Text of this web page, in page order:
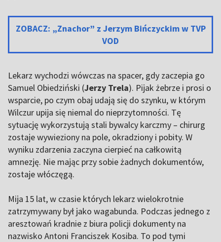
ZOBACZ: „Znachor” z Jerzym Bińczyckim w TVP
VOD
Lekarz wychodzi wówczas na spacer, gdy zaczepia go
Samuel Obiedziński (Jerzy Trela). Pijak żebrze i prosi o
wsparcie, po czym obaj udają się do szynku, w którym
Wilczur upija się niemal do nieprzytomności. Tę
sytuację wykorzystują stali bywalcy karczmy – chirurg
zostaje wywieziony na pole, okradziony i pobity. W
wyniku zdarzenia zaczyna cierpieć na całkowitą
amnezję. Nie mając przy sobie żadnych dokumentów,
zostaje włóczęgą.
Mija 15 lat, w czasie których lekarz wielokrotnie
zatrzymywany był jako wagabunda. Podczas jednego z
aresztowań kradnie z biura policji dokumenty na
nazwisko Antoni Franciszek Kosiba. To pod tymi